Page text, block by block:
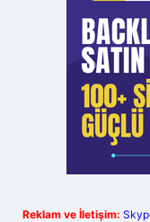
Reklam ve İletişim: